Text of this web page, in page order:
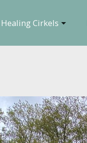
Healing Cirkels